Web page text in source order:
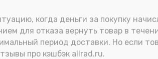
когда деньги за покупку
для отказа вернуть товар в
период доставки. Но если
про кэшбэк allrad.ru.